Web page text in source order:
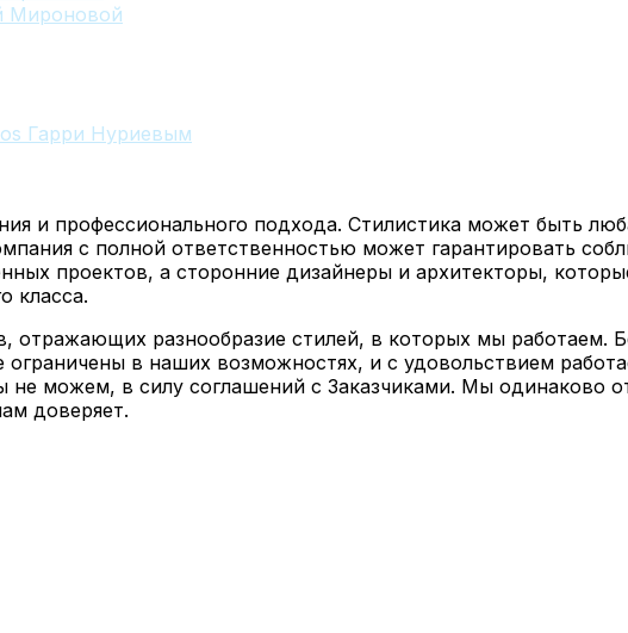
Гарри Нуриевым
и профессионального подхода. Стилистика может быть
с полной ответственностью может гарантировать
проектов, а сторонние дизайнеры и архитекторы,
класса.
разнообразие стилей, в которых мы работаем.
в наших возможностях, и с удовольствием
не можем, в силу соглашений с Заказчиками. Мы одинаково
доверяет.